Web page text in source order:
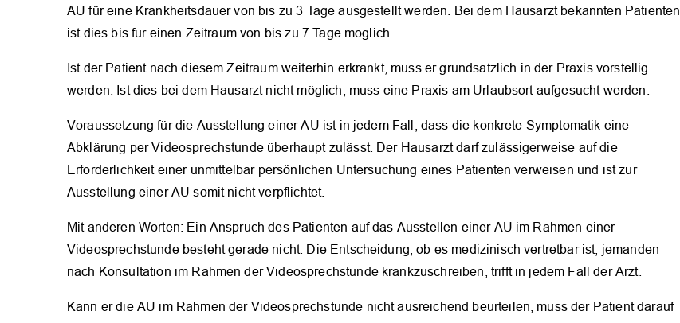
AU für eine Krankheitsdauer von bis zu 3 Tage ausgestellt werden. Bei dem Hausarzt bekannten Patienten
ist dies bis für einen Zeitraum von bis zu 7 Tage möglich.
Ist der Patient nach diesem Zeitraum weiterhin erkrankt, muss er grundsätzlich in der Praxis vorstellig
werden. Ist dies bei dem Hausarzt nicht möglich, muss eine Praxis am Urlaubsort aufgesucht werden.
Voraussetzung für die Ausstellung einer AU ist in jedem Fall, dass die konkrete Symptomatik eine
Abklärung per Videosprechstunde überhaupt zulässt. Der Hausarzt darf zulässigerweise auf die
Erforderlichkeit einer unmittelbar persönlichen Untersuchung eines Patienten verweisen und ist zur
Ausstellung einer AU somit nicht verpflichtet.
Mit anderen Worten: Ein Anspruch des Patienten auf das Ausstellen einer AU im Rahmen einer
Videosprechstunde besteht gerade nicht. Die Entscheidung, ob es medizinisch vertretbar ist, jemanden
nach Konsultation im Rahmen der Videosprechstunde krankzuschreiben, trifft in jedem Fall der Arzt.
Kann er die AU im Rahmen der Videosprechstunde nicht ausreichend beurteilen, muss der Patient darauf